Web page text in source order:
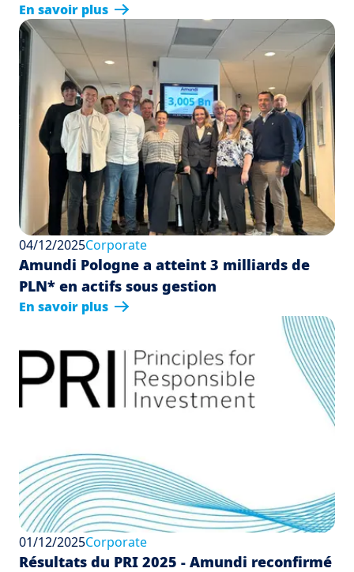
En savoir plus
04/12/2025Corporate
Amundi Pologne a atteint 3 milliards de
PLN* en actifs sous gestion
En savoir plus
01/12/2025Corporate
Résultats du PRI 2025 - Amundi reconfirmé